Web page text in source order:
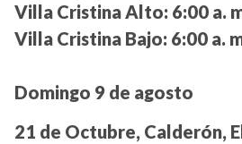
Villa Cristina Alto: 6:00 a.
Villa Cristina Bajo: 6:00 a.
Domingo 9 de agosto
21 de Octubre, Calderón,